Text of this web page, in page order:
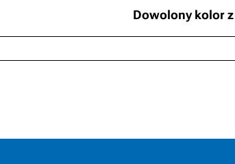
Dowolony kolor z